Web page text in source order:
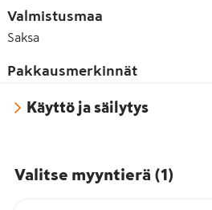
Valmistusmaa
Saksa
Pakkausmerkinnät
Käyttö ja säilytys
Valitse myyntierä (1)